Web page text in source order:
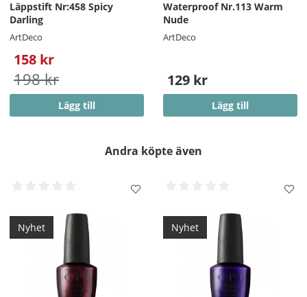
Läppstift Nr:458 Spicy
Darling
ArtDeco
158 kr
198 kr
Lägg till
Waterproof Nr.113 Warm
Nude
ArtDeco
129 kr
Lägg till
Andra köpte även
Nyhet Nyhet